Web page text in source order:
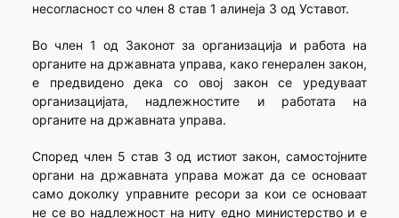
несогласност со член 8 став 1 алинеја 3 од Уставот.
Во член 1 од Законот за организација и работа на
органите на државната управа, како генерален закон,
е предвидено дека со овој закон се уредуваат
организацијата, надлежностите и работата на
органите на државната управа.
Според член 5 став 3 од истиот закон, самостојните
органи на државната управа можат да се основаат
само доколку управните ресори за кои се основаат
не се во надлежност на ниту едно министерство и е